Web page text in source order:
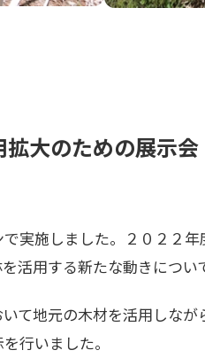
大のための展示
実施しました。２０２２
活用する新たな動きについ
て地元の木材を活用しな
行いました。